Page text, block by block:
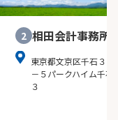
2 相田会計事務所
東京都文京区千石３－
－５パークハイム千石
３